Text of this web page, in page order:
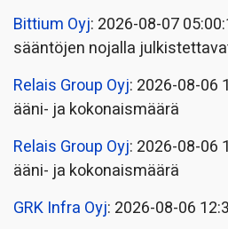
Bittium Oyj: 2026-08-07
sääntöjen nojalla
Relais Group Oyj: 2026-08-06
ääni- ja kokonaismäärä
Relais Group Oyj: 2026-08-06
ääni- ja kokonaismäärä
GRK Infra Oyj: 2026-08-06